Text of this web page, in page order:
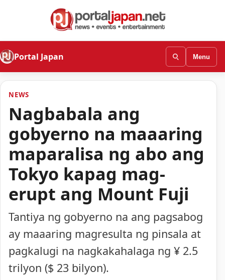
Portal Japan Menu
NEWS
Nagbabala ang
gobyerno na maaaring
maparalisa ng abo ang
Tokyo kapag mag-
erupt ang Mount Fuji
Tantiya ng gobyerno na ang pagsabog
ay maaaring magresulta ng pinsala at
pagkalugi na nagkakahalaga ng ¥ 2.5
trilyon ($ 23 bilyon).